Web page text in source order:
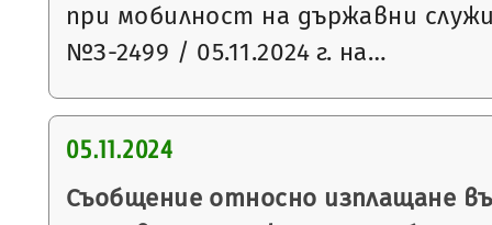
при мобилност на държавни
№З-2499 / 05.11.2024 г. на…
05.11.2024
Съобщение относно изплащане